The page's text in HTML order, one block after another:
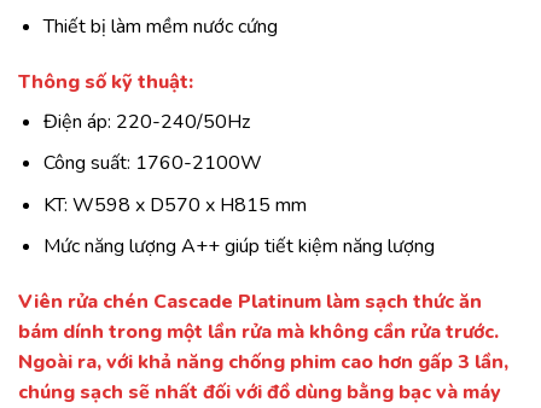
Thiết bị làm mềm nước cứng
Thông số kỹ thuật:
Điện áp: 220-240/50Hz
Công suất: 1760-2100W
KT: W598 x D570 x H815 mm
Mức năng lượng A++ giúp tiết kiệm năng lượng
Viên rửa chén Cascade Platinum làm sạch thức ăn
bám dính trong một lần rửa mà không cần rửa trước.
Ngoài ra, với khả năng chống phim cao hơn gấp 3 lần,
chúng sạch sẽ nhất đối với đồ dùng bằng bạc và máy